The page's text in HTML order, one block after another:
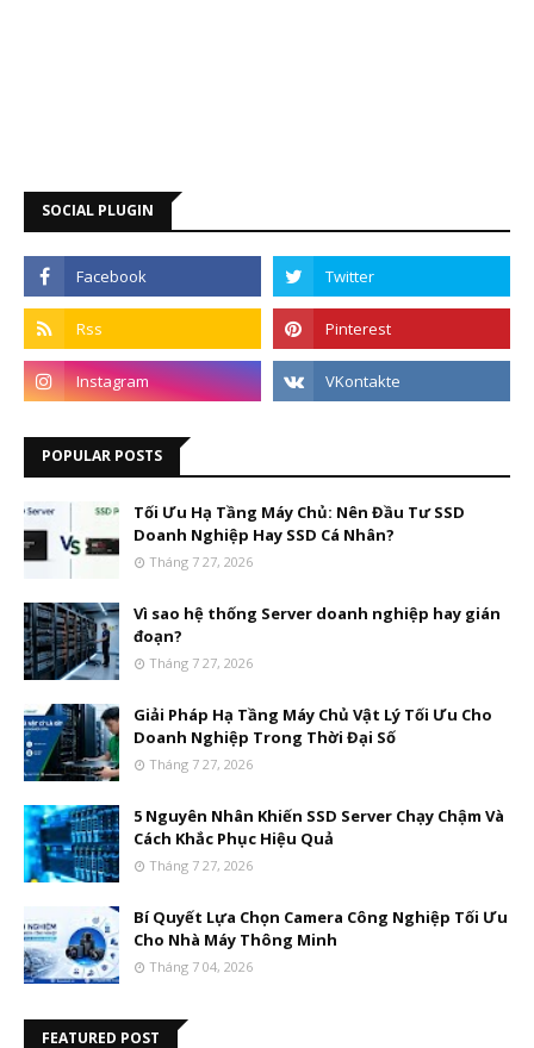
SOCIAL PLUGIN
POPULAR POSTS
Tối Ưu Hạ Tầng Máy Chủ: Nên Đầu Tư SSD
Doanh Nghiệp Hay SSD Cá Nhân?
Tháng 7 27, 2026
Vì sao hệ thống Server doanh nghiệp hay gián
đoạn?
Tháng 7 27, 2026
Giải Pháp Hạ Tầng Máy Chủ Vật Lý Tối Ưu Cho
Doanh Nghiệp Trong Thời Đại Số
Tháng 7 27, 2026
5 Nguyên Nhân Khiến SSD Server Chạy Chậm Và
Cách Khắc Phục Hiệu Quả
Tháng 7 27, 2026
Bí Quyết Lựa Chọn Camera Công Nghiệp Tối Ưu
Cho Nhà Máy Thông Minh
Tháng 7 04, 2026
FEATURED POST